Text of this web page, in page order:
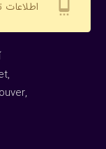
settings_cell